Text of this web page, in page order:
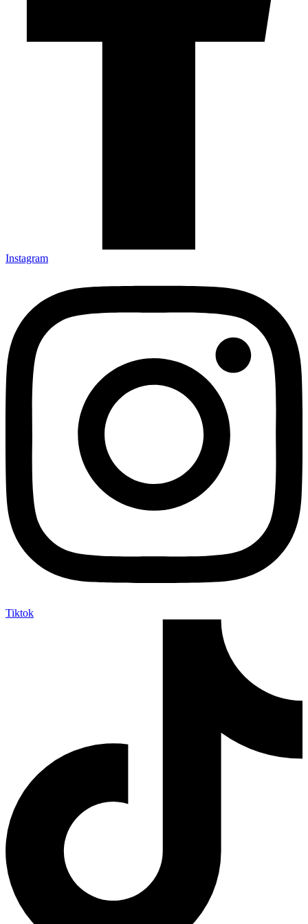
Instagram
Tiktok